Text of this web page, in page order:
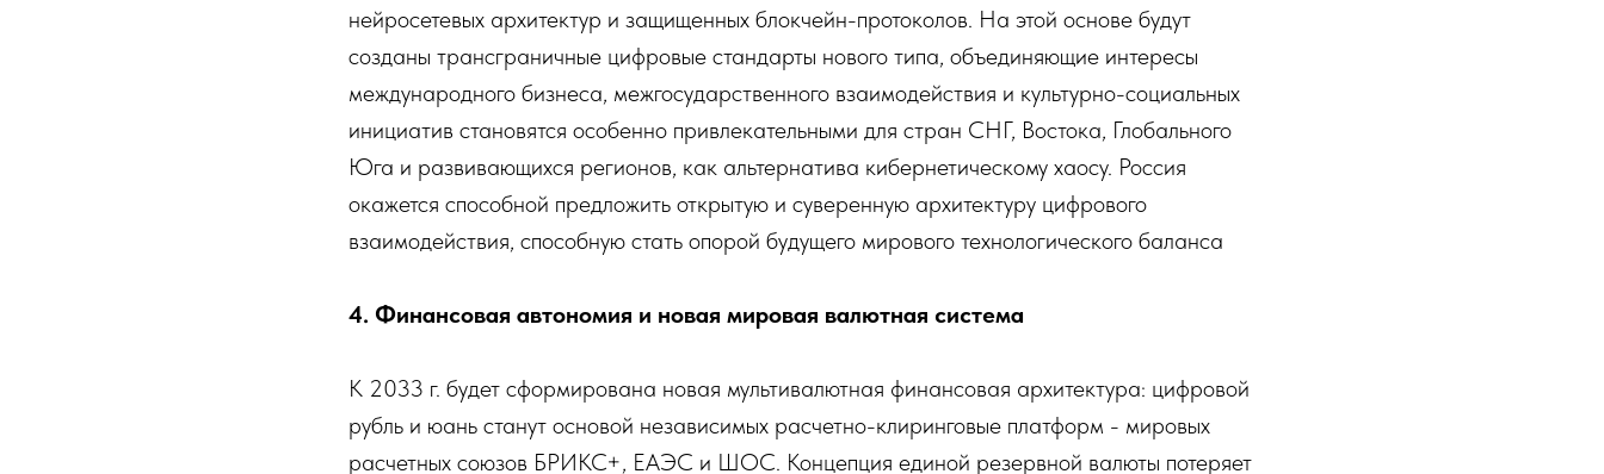
нейросетевых архитектур и защищенных блокчейн-протоколов. На этой основе будут
созданы трансграничные цифровые стандарты нового типа, объединяющие интересы
международного бизнеса, межгосударственного взаимодействия и культурно-социальных
инициатив становятся особенно привлекательными для стран СНГ, Востока, Глобального
Юга и развивающихся регионов, как альтернатива кибернетическому хаосу. Россия
окажется способной предложить открытую и суверенную архитектуру цифрового
взаимодействия, способную стать опорой будущего мирового технологического баланса
4. Финансовая автономия и новая мировая валютная система
К 2033 г. будет сформирована новая мультивалютная финансовая архитектура: цифровой
рубль и юань станут основой независимых расчетно-клиринговые платформ - мировых
расчетных союзов БРИКС+, ЕАЭС и ШОС. Концепция единой резервной валюты потеряет